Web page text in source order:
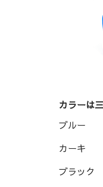
カラーは
ブルー
カーキ
ブラック